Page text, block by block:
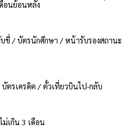
อนย้อนหลัง
ขี่ / บัตรนักศึกษา / หน้ารับรองสถานะ
ตรเครดิต / ตั๋วเที่ยวบินไป-กลับ
เกิน 3 เดือน